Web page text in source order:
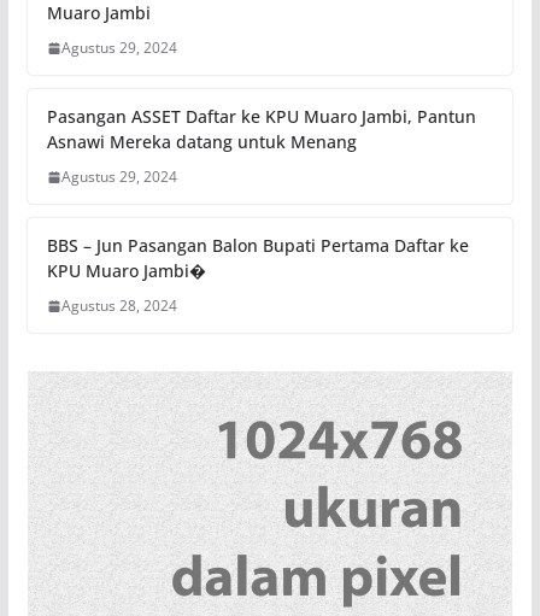
Muaro Jambi
Agustus 29, 2024
Pasangan ASSET Daftar ke KPU Muaro Jambi, Pantun
Asnawi Mereka datang untuk Menang
Agustus 29, 2024
BBS – Jun Pasangan Balon Bupati Pertama Daftar ke
KPU Muaro Jambi�
Agustus 28, 2024